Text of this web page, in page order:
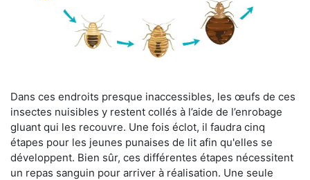
Dans ces endroits presque inaccessibles, les œufs de ces
insectes nuisibles y restent collés à l’aide de l’enrobage
gluant qui les recouvre. Une fois éclot, il faudra cinq
étapes pour les jeunes punaises de lit afin qu'elles se
développent. Bien sûr, ces différentes étapes nécessitent
un repas sanguin pour arriver à réalisation. Une seule